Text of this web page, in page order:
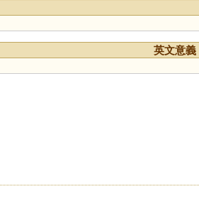
英文意義